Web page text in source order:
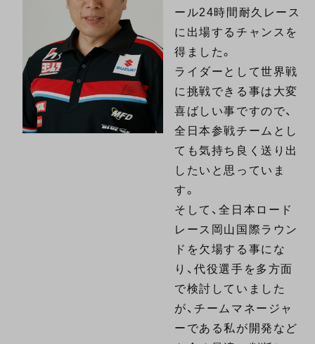
ール24時間耐久レース
に出場するチャンスを
得ました。
ライダーとして世界戦
に挑戦できる事は大変
喜ばしい事ですので、
全日本参戦チームとし
ても気持ち良く送り出
したいと思っていま
す。
そして、全日本ロード
レース岡山国際ラウン
ドを欠場する事にな
り、代役選手を多方面
で検討していました
が、チームマネージャ
ーである私が開発など